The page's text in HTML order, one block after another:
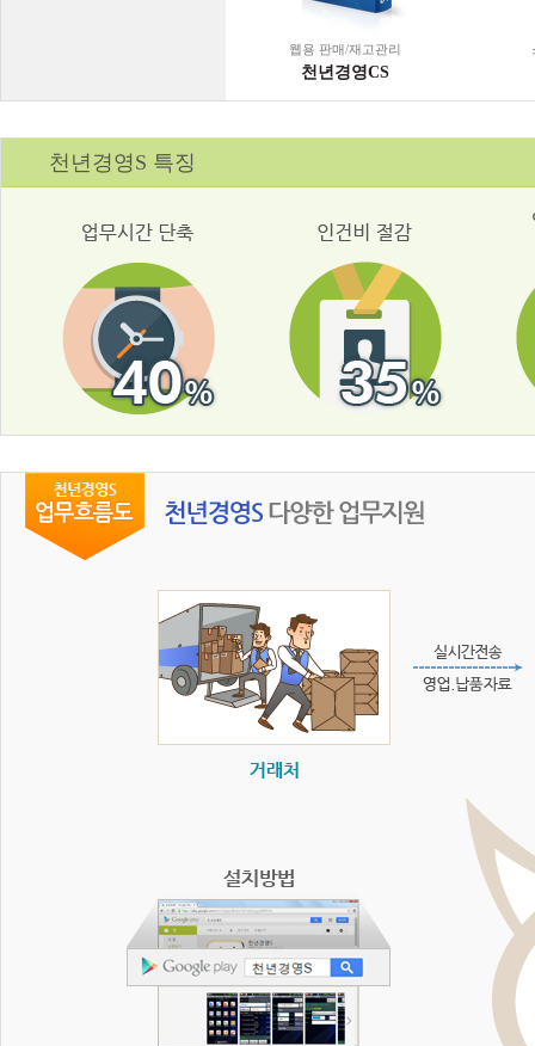
웹용 판매/재고관리
천년경영CS
천년경영S 특징